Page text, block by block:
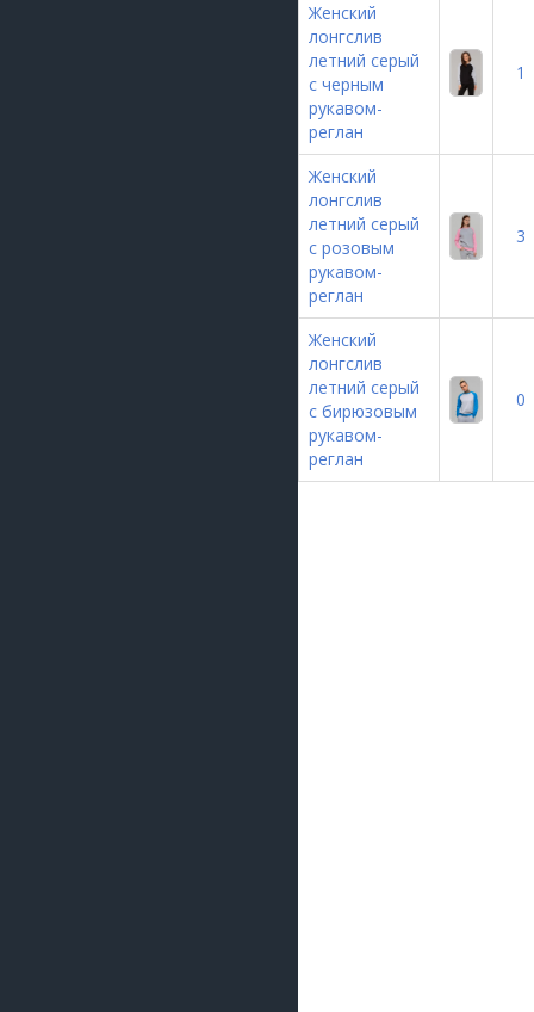
Женский
лонгслив
летний серый
с черным
рукавом-
реглан
1
Женский
лонгслив
летний серый
с розовым
рукавом-
реглан
3
Женский
лонгслив
летний серый
с бирюзовым
рукавом-
реглан
0